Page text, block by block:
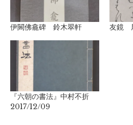
伊闕佛龕碑 鈴木翠軒 友鏡
『六朝の書法』中村不折
2017/12/09